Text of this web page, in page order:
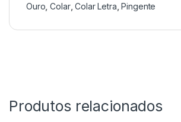
Ouro ,Colar,Colar Letra ,Pingente
Produtos relacionados